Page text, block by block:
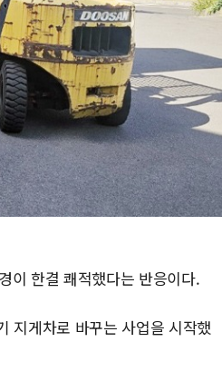
이 한결 쾌적했다는 반응이다.
지게차로 바꾸는 사업을 시작했